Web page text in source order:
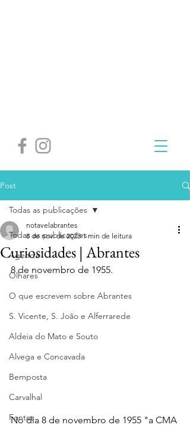
Post
Todas as publicações
Agenda
Olhares
O que escrevem sobre Abrantes
S. Vicente, S. João e Alferrarede
Aldeia do Mato e Souto
Alvega e Concavada
Bemposta
Carvalhal
Fontes
Todas as publicações
Curiosidades | Abrantes
notavelabrantes
8 de nov. de 2023 1 min de leitura
8 de novembro de 1955.
No dia 8 de novembro de 1955 "a CMA